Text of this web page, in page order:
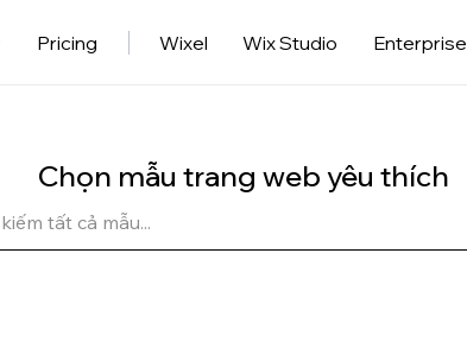
Pricing Wixel Wix Studio Enterprise
Chọn mẫu trang web yêu thích